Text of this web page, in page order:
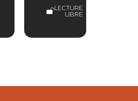
LECTURE
LIBRE